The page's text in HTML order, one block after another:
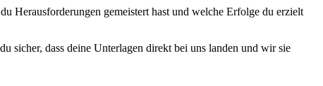
Herausforderungen gemeistert hast und welche Erfolge du erzielt
sicher, dass deine Unterlagen direkt bei uns landen und wir sie